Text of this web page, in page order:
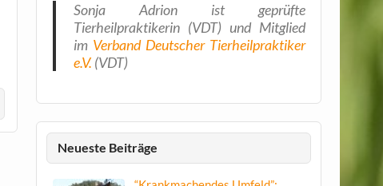
Sonja Adrion ist geprüfte
Tierheilpraktikerin (VDT) und Mitglied
im Verband Deutscher Tierheilpraktiker
e.V. (VDT)
Neueste Beiträge